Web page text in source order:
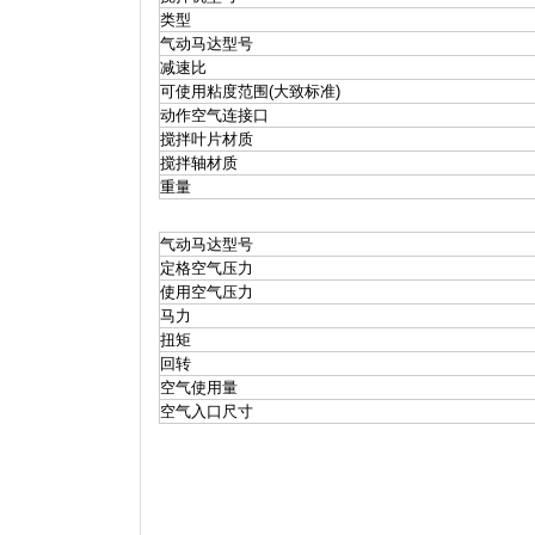
类型
气动马达型号
减速比
可使用粘度范围(大致标准)
动作空气连接口
搅拌叶片材质
搅拌轴材质
重量
气动马达型号
定格空气压力
使用空气压力
马力
扭矩
回转
空气使用量
空气入口尺寸